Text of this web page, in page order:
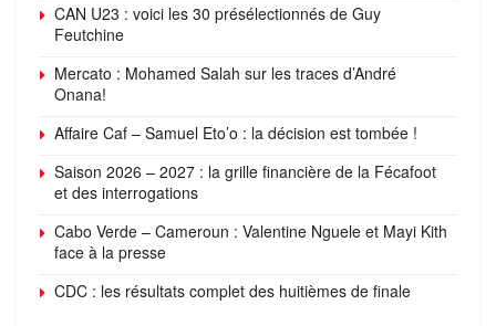
CAN U23 : voici les 30 présélectionnés de Guy
Feutchine
Mercato : Mohamed Salah sur les traces d’André
Onana!
Affaire Caf – Samuel Eto’o : la décision est tombée !
Saison 2026 – 2027 : la grille financière de la Fécafoot
et des interrogations
Cabo Verde – Cameroun : Valentine Nguele et Mayi Kith
face à la presse
CDC : les résultats complet des huitièmes de finale